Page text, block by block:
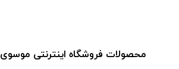
محصولات فروشگاه اینترنتی موسوی